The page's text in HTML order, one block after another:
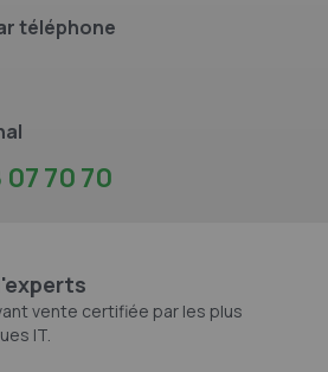
téléphone
70 70
vente certifiée par les plus
IT.